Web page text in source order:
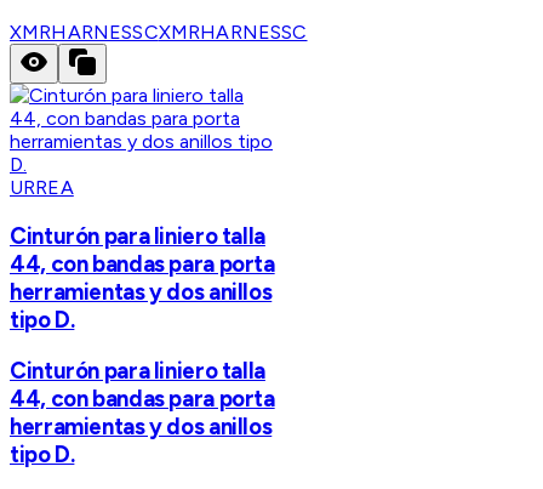
XMRHARNESSCXMRHARNESSC
URREA
Cinturón para liniero talla
44, con bandas para porta
herramientas y dos anillos
tipo D.
Cinturón para liniero talla
44, con bandas para porta
herramientas y dos anillos
tipo D.